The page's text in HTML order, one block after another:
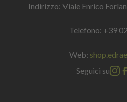
Indirizzo: Viale Enrico
Telefono: +39
Web:
Seguici su